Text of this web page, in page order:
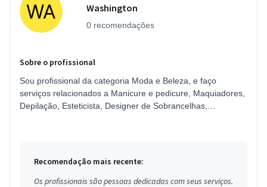
Washington
0 recomendações
Sobre o profissional
Sou profissional da categoria Moda e Beleza, e faço
serviços relacionados a Manicure e pedicure, Maquiadores,
Depilação, Esteticista, Designer de Sobrancelhas,
Recomendação mais recente:
Os profissionais são pessoas dedicadas com seus serviços.